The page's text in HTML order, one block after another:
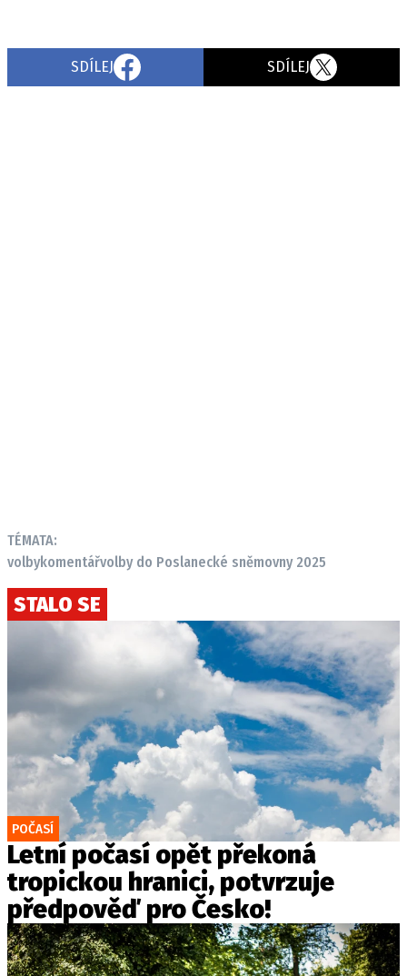
SDÍLEJ SDÍLEJ
TÉMATA:
volbykomentářvolby do Poslanecké sněmovny 2025
STALO SE
POČASÍ
Letní počasí opět překoná
tropickou hranici, potvrzuje
předpověď pro Česko!